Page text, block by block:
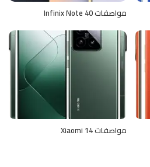
مواصفات Infinix Note 40
مواصفات Xiaomi 14